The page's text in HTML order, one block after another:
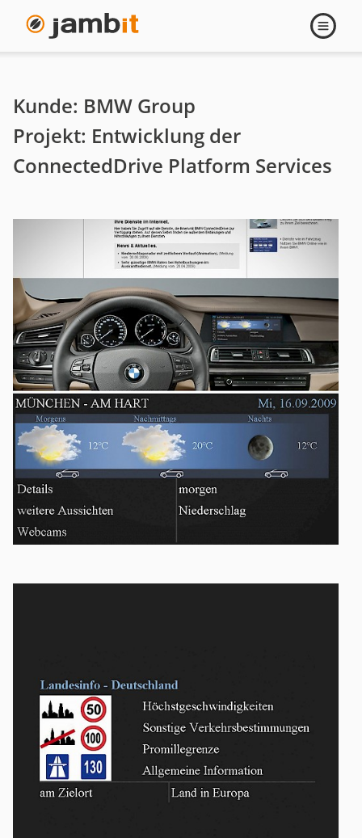
BMW
-
Connected
Drive
Platform
Services
öffnen
Kunde: BMW Group
Projekt: Entwicklung der
ConnectedDrive Platform Services